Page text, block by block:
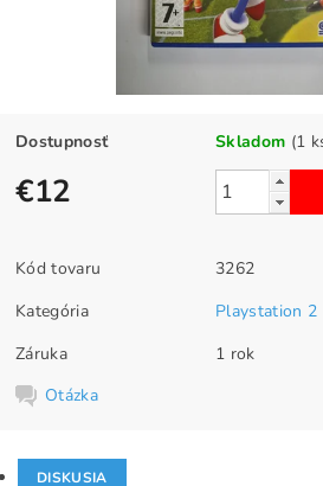
Dostupnosť Skladom (1
€12
Kód tovaru
3262
Kategória
Playstation 2
Záruka
1 rok
Otázka
DISKUSIA